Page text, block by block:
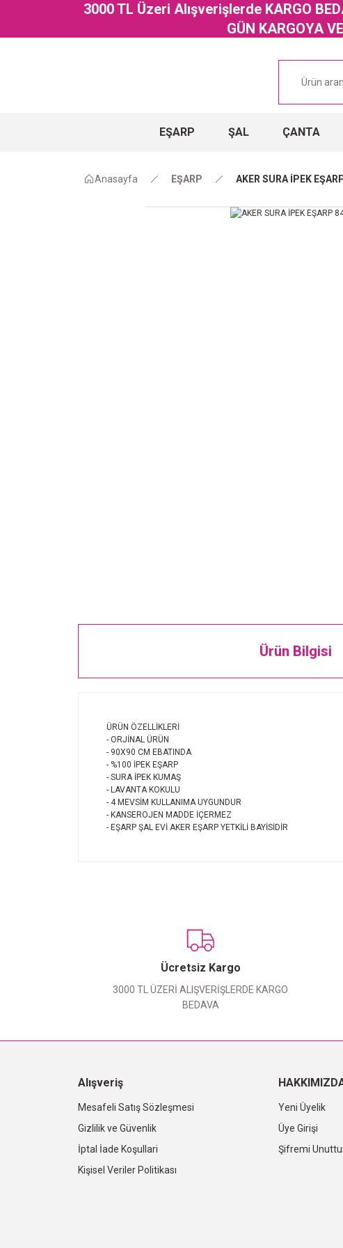
3000 TL Üzeri Alışverişlerde KARGO
GÜN KARGOYA
EŞARP ŞAL ÇANTA
Anasayfa EŞARP AKER SURA İPEK
Ürün Bilgisi
ÜRÜN ÖZELLİKLERİ
- ORJİNAL ÜRÜN
- 90X90 CM EBATINDA
- %100 İPEK EŞARP
- SURA İPEK KUMAŞ
- LAVANTA KOKULU
- 4 MEVSİM KULLANIMA UYGUNDUR
- KANSEROJEN MADDE İÇERMEZ
- EŞARP ŞAL EVİ AKER EŞARP YETKİLİ BAYİSİDİR
Ücretsiz Kargo
3000 TL ÜZERİ ALIŞVERİŞLERDE KARGO
BEDAVA
Alışveriş
Mesafeli Satış Sözleşmesi
Gizlilik ve Güvenlik
İptal İade Koşullari
Kişisel Veriler Politikası
Yeni Üyelik
Üye Girişi
Şifremi